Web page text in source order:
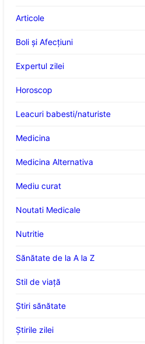
Articole
Boli și Afecțiuni
Expertul zilei
Horoscop
Leacuri babesti/naturiste
Medicina
Medicina Alternativa
Mediu curat
Noutati Medicale
Nutritie
Sănătate de la A la Z
Stil de viaţă
Ştiri sănătate
Știrile zilei